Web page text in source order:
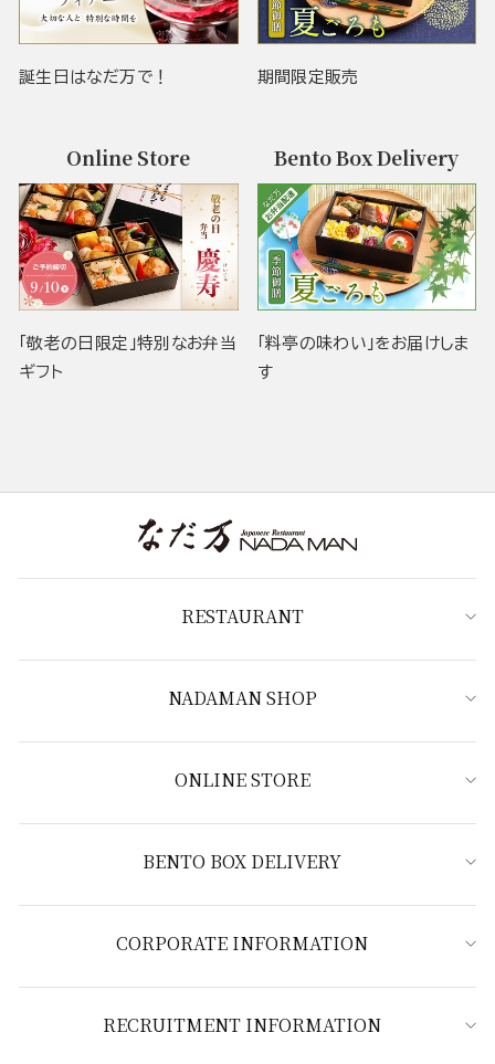
誕生日はなだ万で！ 期間限定販売
Online Store
「敬老の日限定」特別なお弁当
ギフト
Bento Box Delivery
「料亭の味わい」をお届けしま
す
RESTAURANT
NADAMAN SHOP
ONLINE STORE
BENTO BOX DELIVERY
CORPORATE INFORMATION
RECRUITMENT INFORMATION